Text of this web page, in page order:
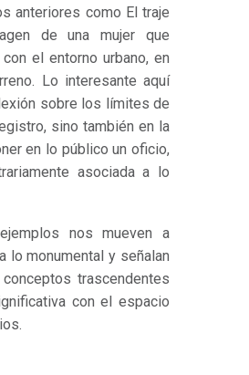
anteriores como El traje
de una mujer que
el entorno urbano, en
Lo interesante aquí
sobre los límites de
sino también en la
en lo público un oficio,
asociada a lo
nos mueven a
lo monumental y señalan
trascendentes
con el espacio